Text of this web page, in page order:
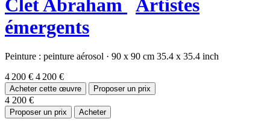
Clet Abraham
Artistes
émergents
Peinture : peinture aérosol · 90 x 90 cm 35.4 x 35.4 inch
4 200 € 4 200 €
Acheter cette œuvre Proposer un prix
4 200 €
Proposer un prix Acheter